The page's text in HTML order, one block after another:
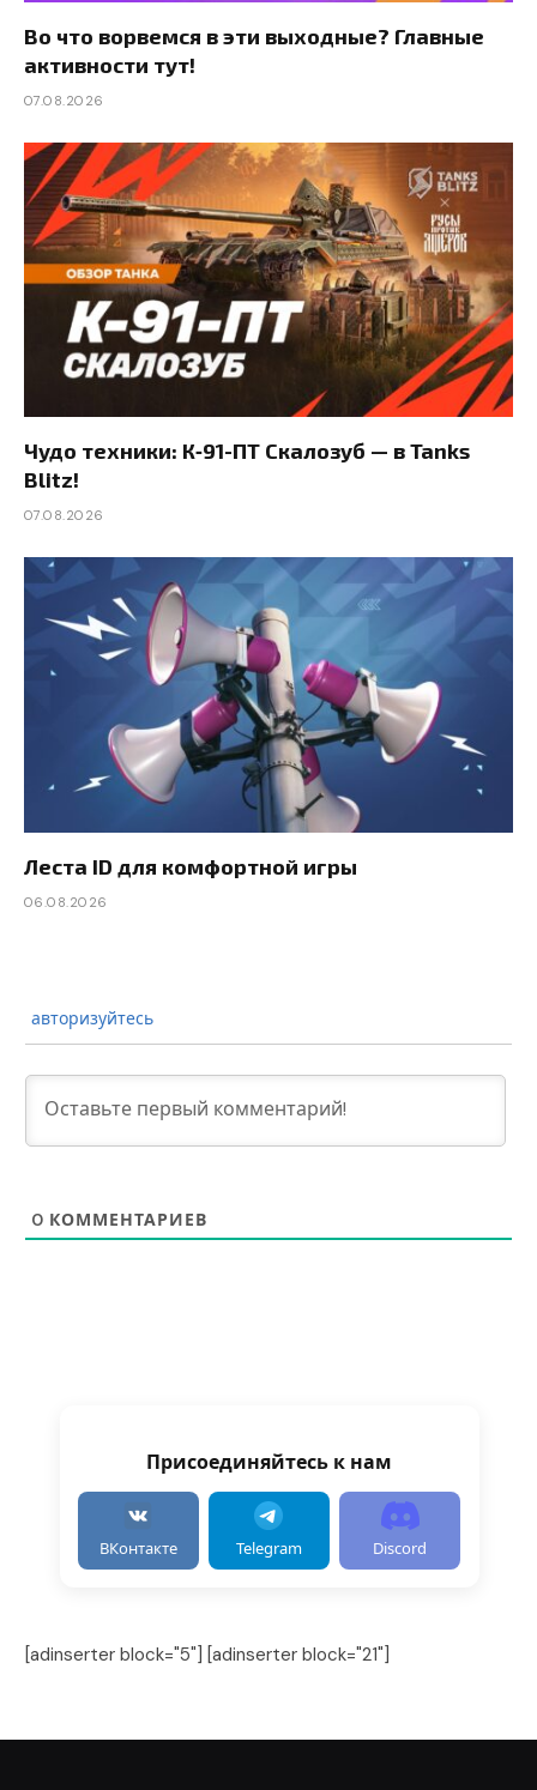
Во что ворвемся в эти выходные? Главные
активности тут!
07.08.2026
Чудо техники: К‑91-ПТ Скалозуб — в Tanks
Blitz!
07.08.2026
Леста ID для комфортной игры
06.08.2026
авторизуйтесь
0 КОММЕНТАРИЕВ
Присоединяйтесь к нам
ВКонтакте Telegram Discord
[adinserter block="5"] [adinserter block="21"]